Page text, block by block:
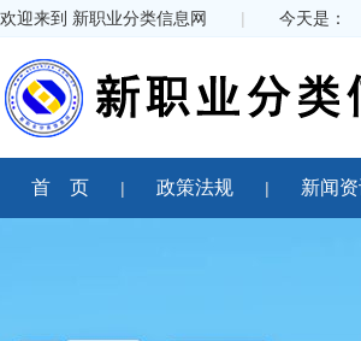
欢迎来到 新职业分类信息网 | 今天是：
首 页 政策法规 新闻